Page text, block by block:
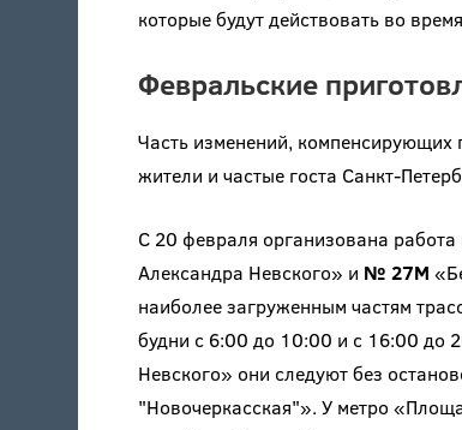
которые будут действовать во
Февральские
Часть изменений,
жители и частые госта Санкт-
С 20 февраля организована
Александра Невского» и № 27М
наиболее загруженным частям
будни с 6:00 до 10:00 и с 16:00 до
Невского» они следуют без
"Новочеркасская"». У метро